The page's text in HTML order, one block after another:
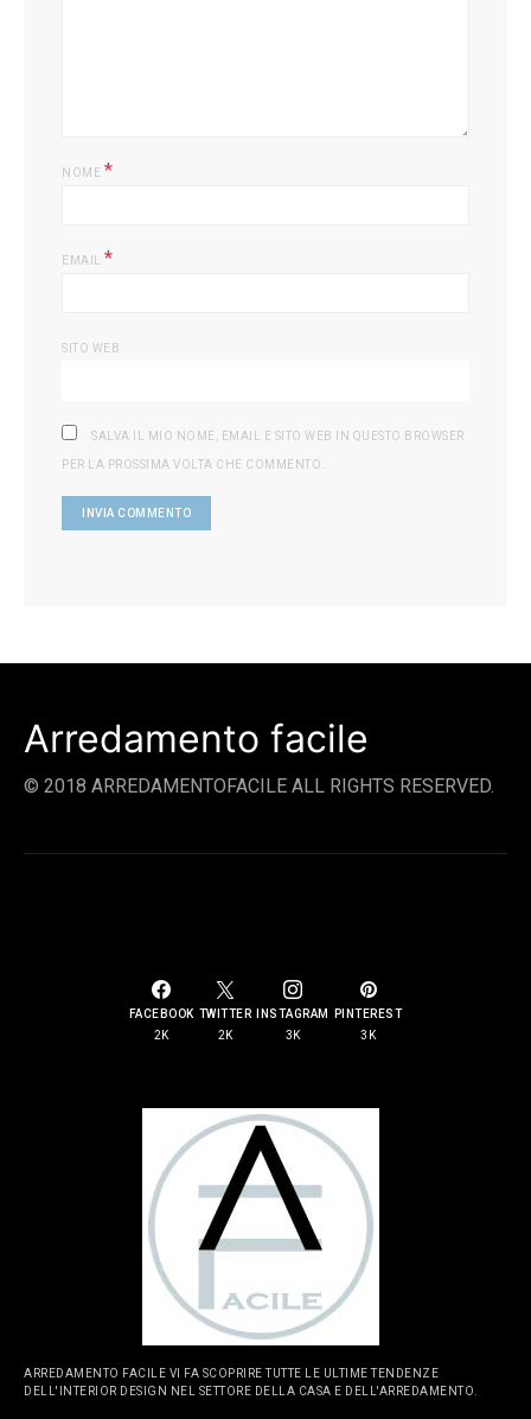
NOME *
EMAIL *
SITO WEB
SALVA IL MIO NOME, EMAIL E SITO WEB IN QUESTO BROWSER
PER LA PROSSIMA VOLTA CHE COMMENTO.
Arredamento facile
© 2018 ARREDAMENTOFACILE ALL RIGHTS RESERVED.
FACEBOOK
2K
TWITTER
2K
INSTAGRAM
3K
PINTEREST
3K
ARREDAMENTO FACILE VI FA SCOPRIRE TUTTE LE ULTIME TENDENZE
DELL'INTERIOR DESIGN NEL SETTORE DELLA CASA E DELL'ARREDAMENTO.